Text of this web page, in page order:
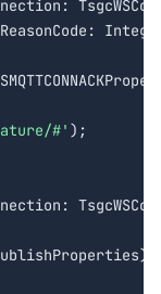
ReasonCode:
#'